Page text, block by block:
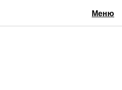
Меню